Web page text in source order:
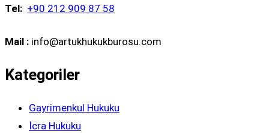
Tel: +90 212 909 87 58
Mail : info@artukhukukburosu.com
Kategoriler
Gayrimenkul Hukuku
İcra Hukuku